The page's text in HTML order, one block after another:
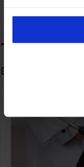
Gerelateerde Artikelen